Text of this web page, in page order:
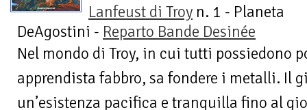
Lanfeust di Troy n. 1 - Planeta
DeAgostini - Reparto Bande Desinée
Nel mondo di Troy, in cui tutti possiedono
apprendista fabbro, sa fondere i metalli. Il
un’esistenza pacifica e tranquilla fino al